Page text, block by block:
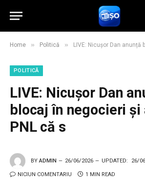
Home » Politică » LIVE: Nicușor Dan anunță blocaj
POLITICĂ
LIVE: Nicușor Dan
blocaj în negocieri și
PNL că s
BY ADMIN 26/06/2026 UPDATED: 26/
NICIUN COMENTARIU 1 MIN READ